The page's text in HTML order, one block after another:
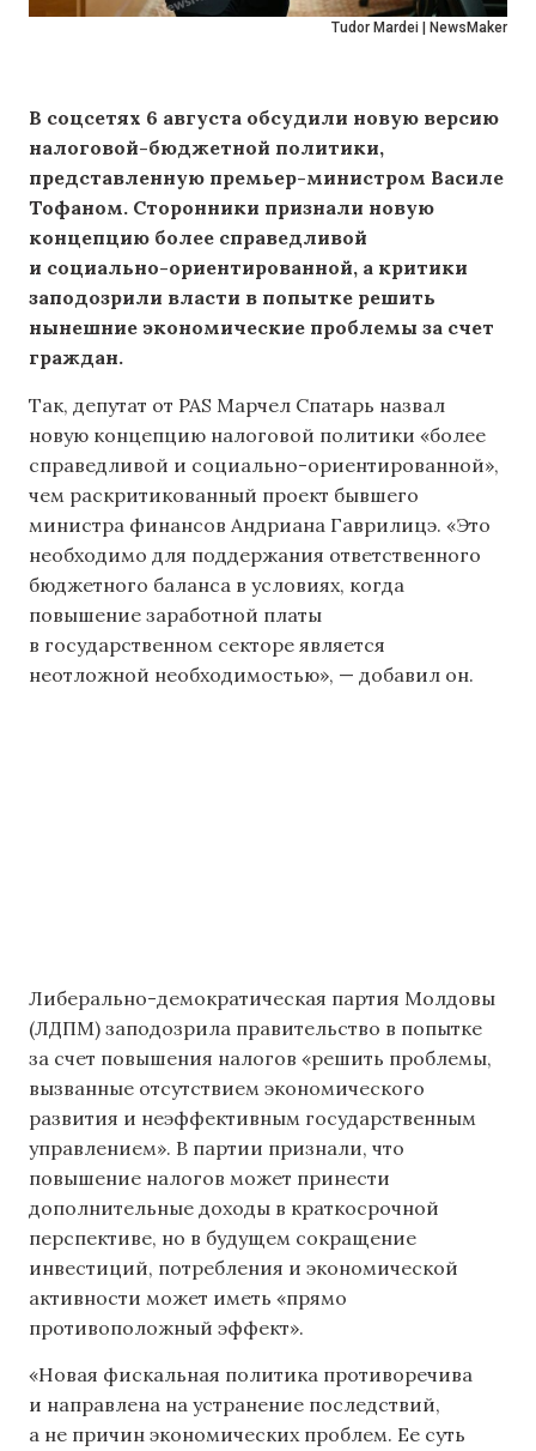
Tudor Mardei | NewsMaker
В соцсетях 6 августа обсудили новую версию
налоговой-бюджетной политики,
представленную премьер-министром Василе
Тофаном. Сторонники признали новую
концепцию более справедливой
и социально-ориентированной, а критики
заподозрили власти в попытке решить
нынешние экономические проблемы за счет
граждан.
Так, депутат от PAS Марчел Спатарь назвал
новую концепцию налоговой политики «более
справедливой и социально-ориентированной»,
чем раскритикованный проект бывшего
министра финансов Андриана Гаврилицэ. «Это
необходимо для поддержания ответственного
бюджетного баланса в условиях, когда
повышение заработной платы
в государственном секторе является
неотложной необходимостью», — добавил он.
Либерально-демократическая партия Молдовы
(ЛДПМ) заподозрила правительство в попытке
за счет повышения налогов «решить проблемы,
вызванные отсутствием экономического
развития и неэффективным государственным
управлением». В партии признали, что
повышение налогов может принести
дополнительные доходы в краткосрочной
перспективе, но в будущем сокращение
инвестиций, потребления и экономической
активности может иметь «прямо
противоположный эффект».
«Новая фискальная политика противоречива
и направлена ​​на устранение последствий,
а не причин экономических проблем. Ее суть